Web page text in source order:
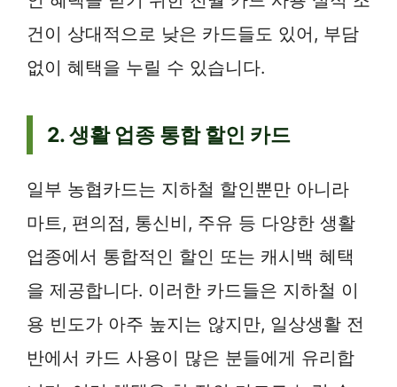
건이 상대적으로 낮은 카드들도 있어, 부담
없이 혜택을 누릴 수 있습니다.
2. 생활 업종 통합 할인 카드
일부 농협카드는 지하철 할인뿐만 아니라
마트, 편의점, 통신비, 주유 등 다양한 생활
업종에서 통합적인 할인 또는 캐시백 혜택
을 제공합니다. 이러한 카드들은 지하철 이
용 빈도가 아주 높지는 않지만, 일상생활 전
반에서 카드 사용이 많은 분들에게 유리합